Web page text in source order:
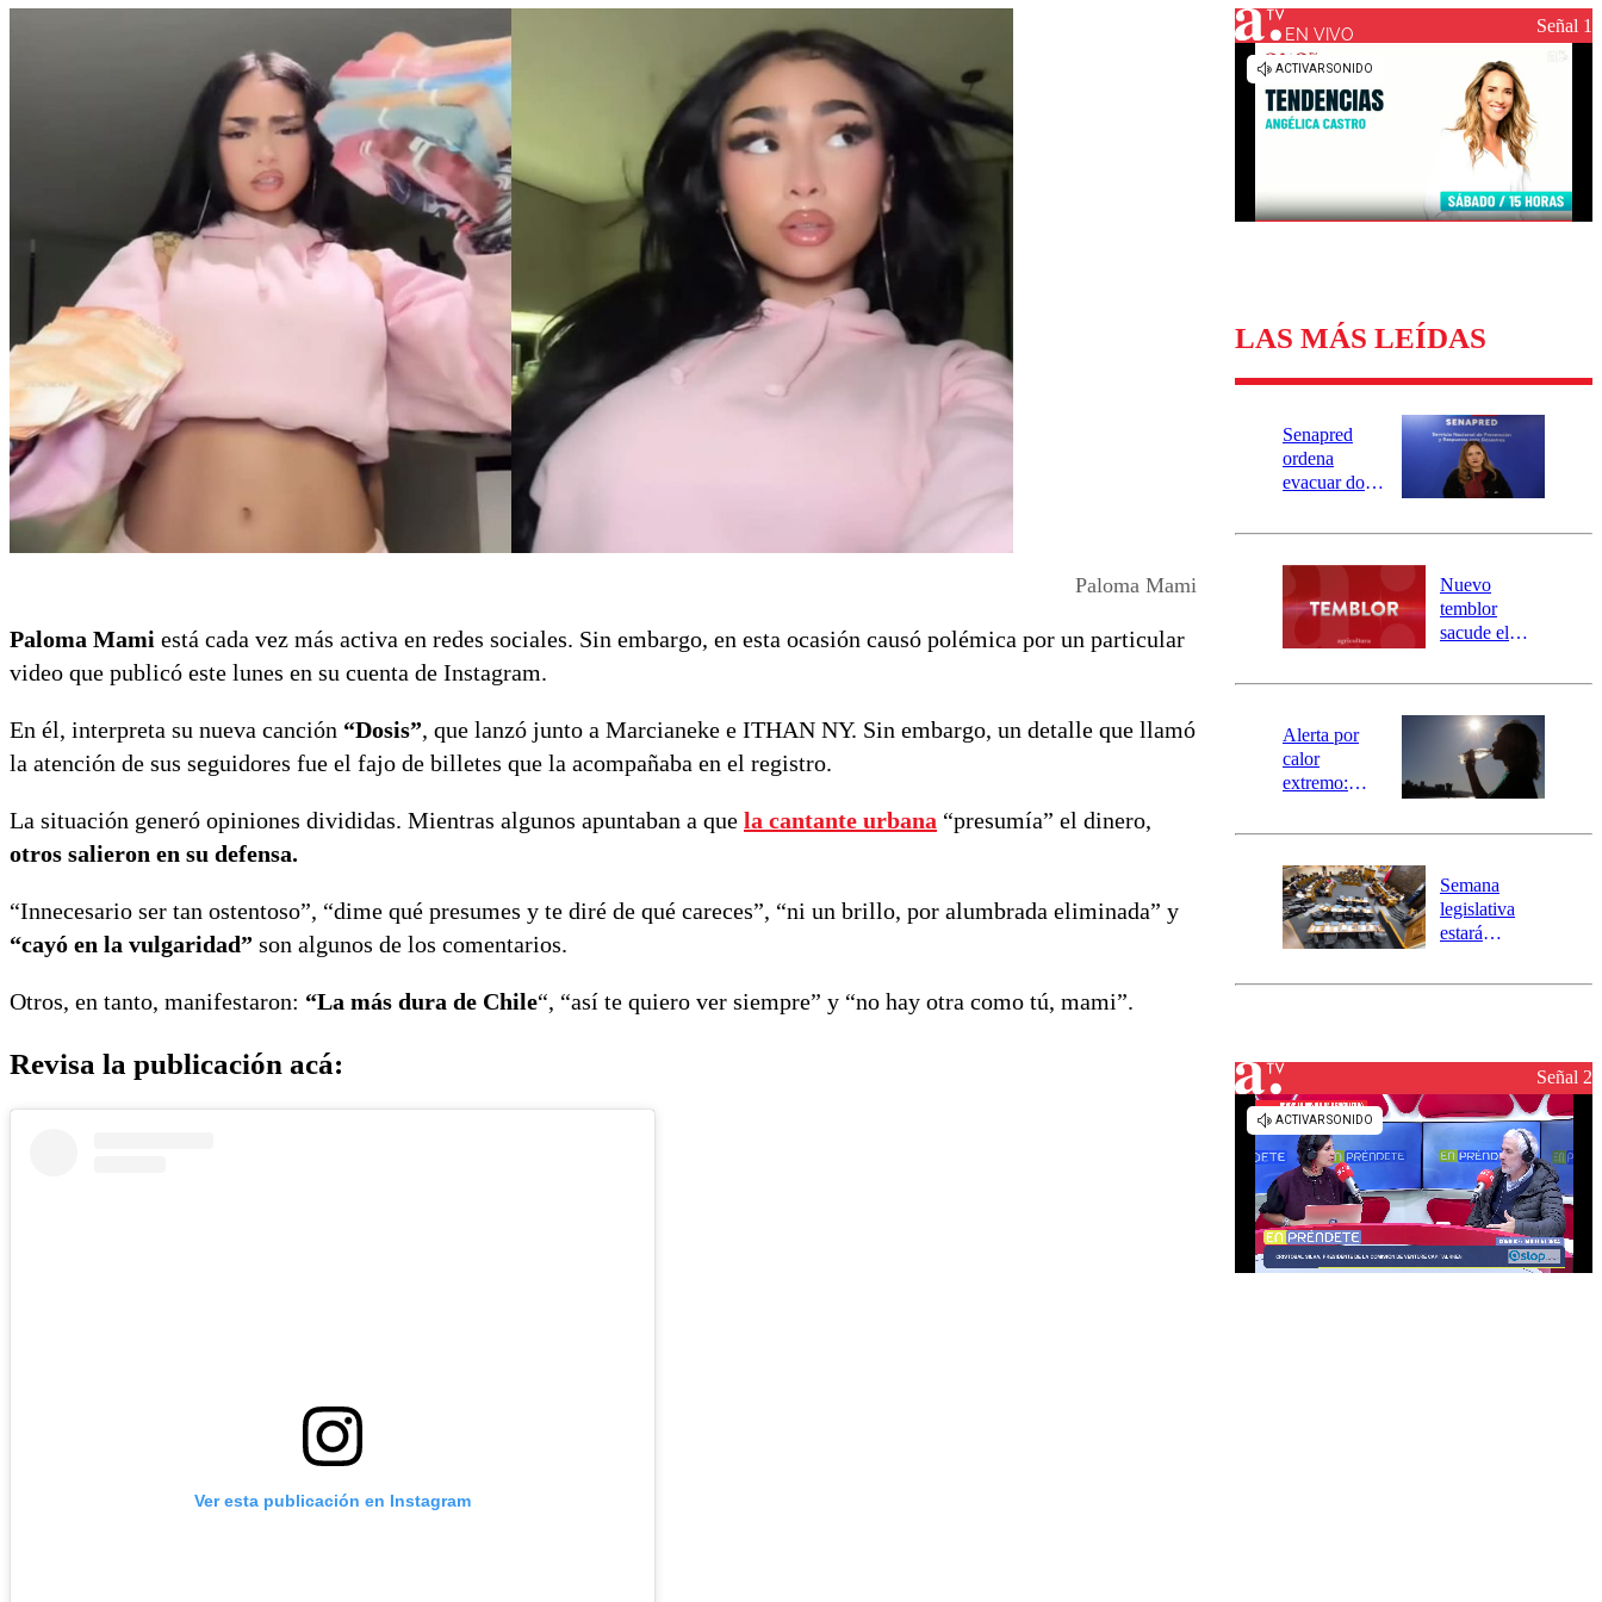
Universidad de Chile
Sustentabilidad
Paloma Mami
Paloma Mami está cada vez más activa en redes sociales. Sin embargo, en esta ocasión causó polémica por un particular
video que publicó este lunes en su cuenta de Instagram.
En él, interpreta su nueva canción “Dosis”, que lanzó junto a Marcianeke e ITHAN NY. Sin embargo, un detalle que llamó
la atención de sus seguidores fue el fajo de billetes que la acompañaba en el registro.
La situación generó opiniones divididas. Mientras algunos apuntaban a que la cantante urbana “presumía” el dinero,
otros salieron en su defensa.
“Innecesario ser tan ostentoso”, “dime qué presumes y te diré de qué careces”, “ni un brillo, por alumbrada eliminada” y
“cayó en la vulgaridad” son algunos de los comentarios.
Otros, en tanto, manifestaron: “La más dura de Chile“, “así te quiero ver siempre” y “no hay otra como tú, mami”.
Revisa la publicación acá:
Ver esta publicación en Instagram
EN VIVO Señal 1
LAS MÁS LEÍDAS
Senapred
ordena
evacuar dos
Carahue por
río Damas:
activa
mensajería
SAE
Nuevo
temblor
sacude el
revisa la
epicentro
Alerta por
calor
extremo:
activa Alerta
Preventiva en
tres comunas
Semana
legislativa
estará
el fin de la
reconstrucciónSeñal 2